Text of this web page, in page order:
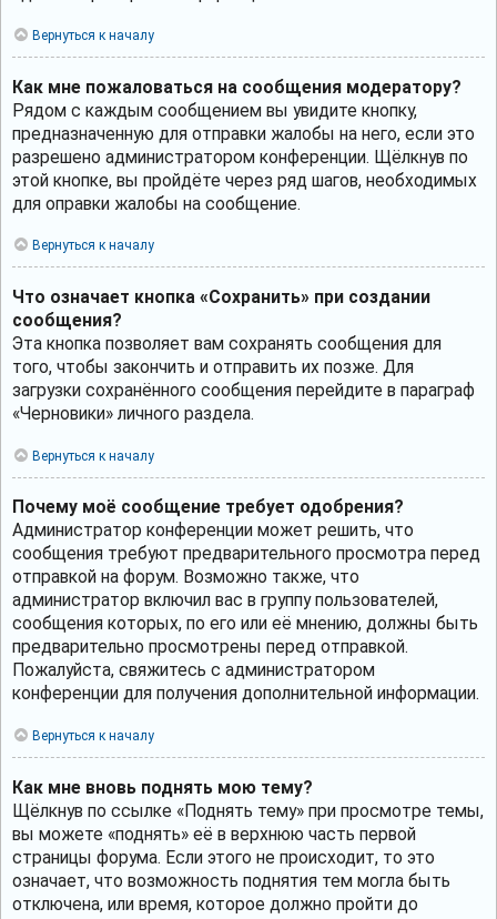
Вернуться к началу
Как мне пожаловаться на сообщения модератору?
Рядом с каждым сообщением вы увидите кнопку,
предназначенную для отправки жалобы на него, если это
разрешено администратором конференции. Щёлкнув по
этой кнопке, вы пройдёте через ряд шагов, необходимых
для оправки жалобы на сообщение.
Вернуться к началу
Что означает кнопка «Сохранить» при создании
сообщения?
Эта кнопка позволяет вам сохранять сообщения для
того, чтобы закончить и отправить их позже. Для
загрузки сохранённого сообщения перейдите в параграф
«Черновики» личного раздела.
Вернуться к началу
Почему моё сообщение требует одобрения?
Администратор конференции может решить, что
сообщения требуют предварительного просмотра перед
отправкой на форум. Возможно также, что
администратор включил вас в группу пользователей,
сообщения которых, по его или её мнению, должны быть
предварительно просмотрены перед отправкой.
Пожалуйста, свяжитесь с администратором
конференции для получения дополнительной информации.
Вернуться к началу
Как мне вновь поднять мою тему?
Щёлкнув по ссылке «Поднять тему» при просмотре темы,
вы можете «поднять» её в верхнюю часть первой
страницы форума. Если этого не происходит, то это
означает, что возможность поднятия тем могла быть
отключена, или время, которое должно пройти до